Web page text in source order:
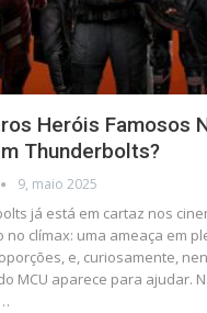
Heróis Famosos
Thunderbolts?
9, maio 2025
já está em cartaz nos
clímax: uma ameaça em
e, curiosamente,
MCU aparece para ajudar.
…